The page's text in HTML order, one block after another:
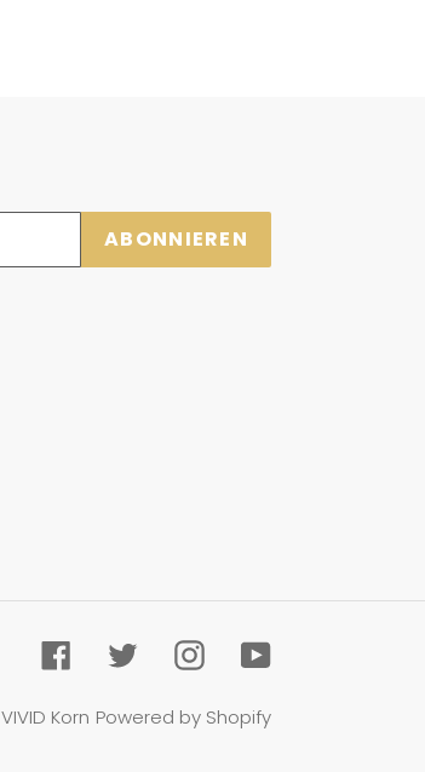
ABONNIEREN
FacebookTwitterInstagramYouTube
VIVID Korn Powered by Shopify